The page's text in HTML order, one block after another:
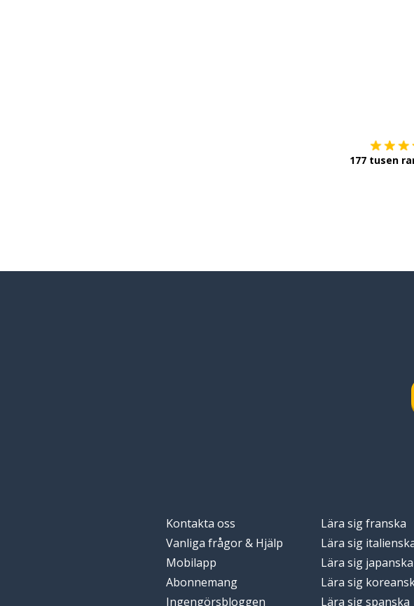
177 tusen
Kontakta oss
Vanliga frågor & Hjälp
Mobilapp
Abonnemang
Ingengörsbloggen
Lära sig franska
Lära sig
Lära sig japanska
Lära sig
Lära sig spanska